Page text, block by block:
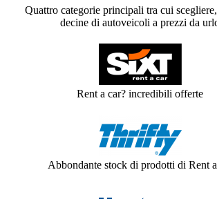
Quattro categorie principali tra cui
decine di autoveicoli a prezzi da
Rent a car? incredibili offerte
Abbondante stock di prodotti di Rent